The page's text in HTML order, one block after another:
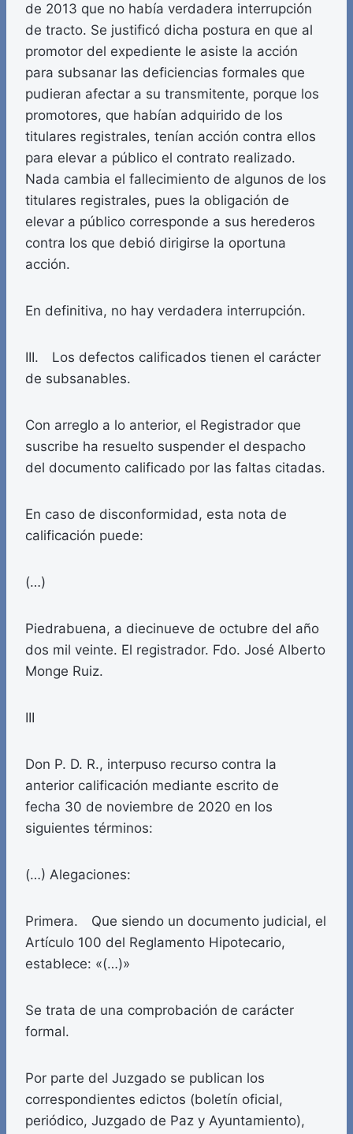
de 2013 que no había verdadera interrupción
de tracto. Se justificó dicha postura en que al
promotor del expediente le asiste la acción
para subsanar las deficiencias formales que
pudieran afectar a su transmitente, porque los
promotores, que habían adquirido de los
titulares registrales, tenían acción contra ellos
para elevar a público el contrato realizado.
Nada cambia el fallecimiento de algunos de los
titulares registrales, pues la obligación de
elevar a público corresponde a sus herederos
contra los que debió dirigirse la oportuna
acción.
En definitiva, no hay verdadera interrupción.
III. Los defectos calificados tienen el carácter
de subsanables.
Con arreglo a lo anterior, el Registrador que
suscribe ha resuelto suspender el despacho
del documento calificado por las faltas citadas.
En caso de disconformidad, esta nota de
calificación puede:
(…)
Piedrabuena, a diecinueve de octubre del año
dos mil veinte. El registrador. Fdo. José Alberto
Monge Ruiz.
III
Don P. D. R., interpuso recurso contra la
anterior calificación mediante escrito de
fecha 30 de noviembre de 2020 en los
siguientes términos:
(…) Alegaciones:
Primera. Que siendo un documento judicial, el
Artículo 100 del Reglamento Hipotecario,
establece: «(…)»
Se trata de una comprobación de carácter
formal.
Por parte del Juzgado se publican los
correspondientes edictos (boletín oficial,
periódico, Juzgado de Paz y Ayuntamiento),